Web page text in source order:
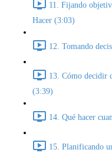
11. Fijando
Hacer (3:03)
12. Tomando
13. Cómo decidir
(3:39)
14. Qué hacer
15. Planificando